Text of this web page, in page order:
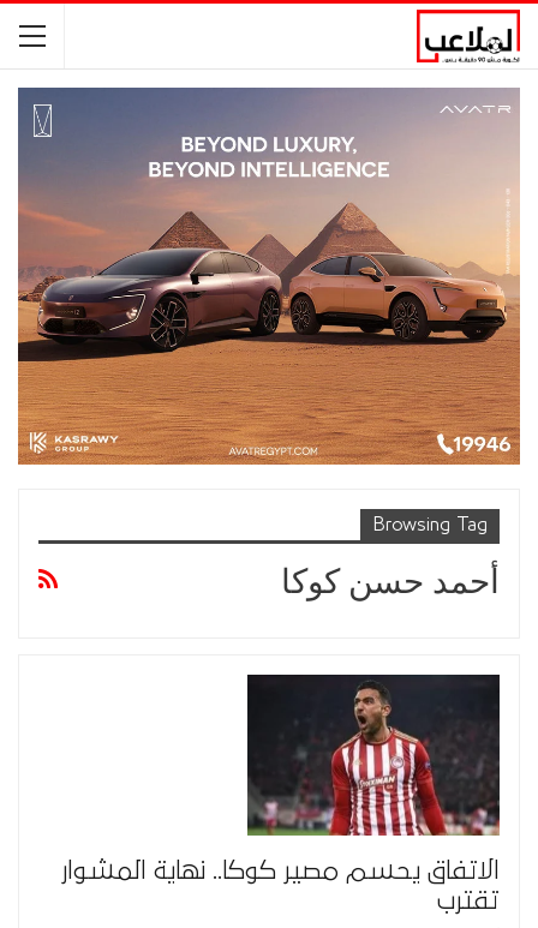
Browsing Tag
أحمد حسن كوكا
الاتفاق يحسم مصير كوكا.. نهاية المشوار
تقترب